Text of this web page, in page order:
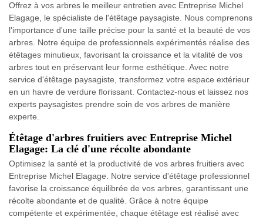
Offrez à vos arbres le meilleur entretien avec Entreprise Michel
Elagage, le spécialiste de l'étêtage paysagiste. Nous comprenons
l'importance d'une taille précise pour la santé et la beauté de vos
arbres. Notre équipe de professionnels expérimentés réalise des
étêtages minutieux, favorisant la croissance et la vitalité de vos
arbres tout en préservant leur forme esthétique. Avec notre
service d'étêtage paysagiste, transformez votre espace extérieur
en un havre de verdure florissant. Contactez-nous et laissez nos
experts paysagistes prendre soin de vos arbres de manière
experte.
Étêtage d'arbres fruitiers avec Entreprise Michel
Elagage: La clé d'une récolte abondante
Optimisez la santé et la productivité de vos arbres fruitiers avec
Entreprise Michel Elagage. Notre service d'étêtage professionnel
favorise la croissance équilibrée de vos arbres, garantissant une
récolte abondante et de qualité. Grâce à notre équipe
compétente et expérimentée, chaque étêtage est réalisé avec